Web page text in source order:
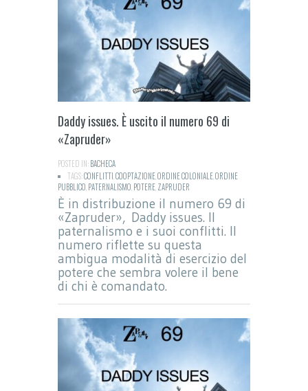
Daddy issues. È uscito il numero 69 di
«Zapruder»
POSTED IN:BACHECA
TAGS:CONFLITTI COOPTAZIONEORDINE COLONIALEORDINE
PUBBLICO PATERNALISMO POTERE ZAPRUDER
È in distribuzione il numero 69 di
«Zapruder», Daddy issues. Il
paternalismo e i suoi conflitti. Il
numero riflette su questa
ambigua modalità di esercizio del
potere che sembra volere il bene
di chi è comandato.